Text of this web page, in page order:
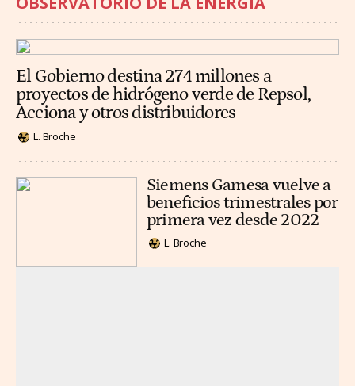
El Gobierno destina 274 millones a
proyectos de hidrógeno verde de Repsol,
Acciona y otros distribuidores
L. Broche
Siemens Gamesa vuelve a
beneficios trimestrales por
primera vez desde 2022
L. Broche